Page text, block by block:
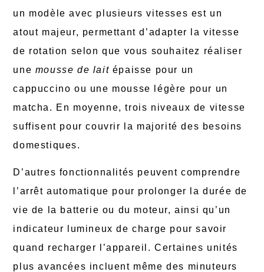
un modèle avec plusieurs vitesses est un
atout majeur, permettant d’adapter la vitesse
de rotation selon que vous souhaitez réaliser
une mousse de lait épaisse pour un
cappuccino ou une mousse légère pour un
matcha. En moyenne, trois niveaux de vitesse
suffisent pour couvrir la majorité des besoins
domestiques.
D’autres fonctionnalités peuvent comprendre
l’arrêt automatique pour prolonger la durée de
vie de la batterie ou du moteur, ainsi qu’un
indicateur lumineux de charge pour savoir
quand recharger l’appareil. Certaines unités
plus avancées incluent même des minuteurs